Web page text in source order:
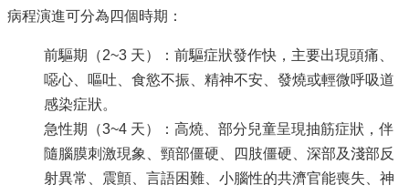
屬
病程演進可分為四個時期：
前驅期（2~3 天）：前驅症狀發作快，主要出現頭痛、
噁心、嘔吐、食慾不振、精神不安、發燒或輕微呼吸道
感染症狀。
急性期（3~4 天）：高燒、部分兒童呈現抽筋症狀，伴
隨腦膜刺激現象、頸部僵硬、四肢僵硬、深部及淺部反
射異常、震顫、言語困難、小腦性的共濟官能喪失、神